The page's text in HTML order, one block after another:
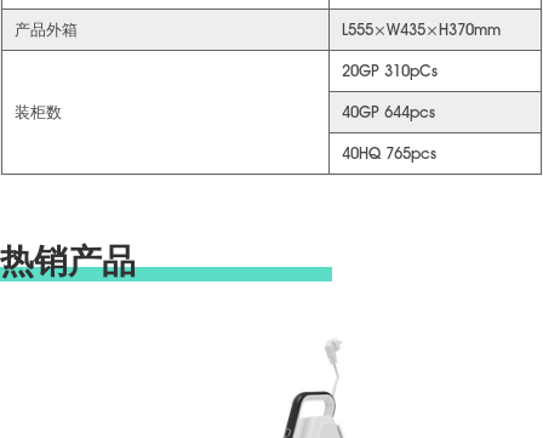
产品外箱 L555×W435×H370mm
装柜数
20GP 310pCs
40GP 644pcs
40HQ 765pcs
热销产品